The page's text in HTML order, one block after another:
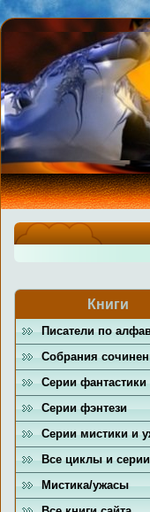
Книги
Писатели по
Собрания
Серии фантастики
Серии фэнтези
Серии мистики и
Все циклы и серии
Мистика/ужасы